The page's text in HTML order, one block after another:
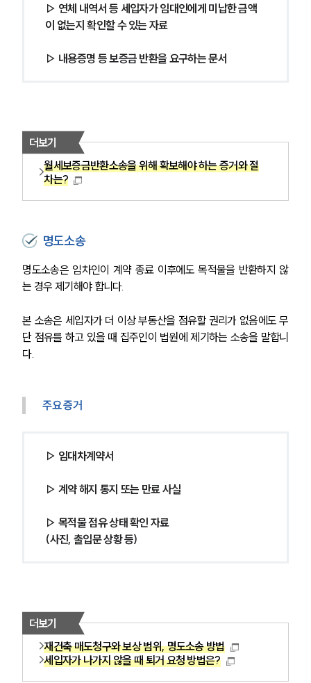
▷ 연체 내역서 등 세입자가 임대인에게 미납한 금액
이 없는지 확인할 수 있는 자료
▷ 내용증명 등 보증금 반환을 요구하는 문서
더보기
월세보증금반환소송을 위해 확보해야 하는 증거와 절
차는?
명도소송
명도소송은 임차인이 계약 종료 이후에도 목적물을 반환하지 않
는 경우 제기해야 합니다.
본 소송은 세입자가 더 이상 부동산을 점유할 권리가 없음에도 무
단 점유를 하고 있을 때 집주인이 법원에 제기하는 소송을 말합니
다.
주요 증거
▷ 임대차계약서
▷ 계약 해지 통지 또는 만료 사실
▷ 목적물 점유 상태 확인 자료
(사진, 출입문 상황 등)
더보기
재건축 매도청구와 보상 범위, 명도소송 방법
세입자가 나가지 않을 때 퇴거 요청 방법은?